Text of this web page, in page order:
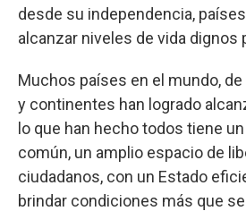
desde su independencia,
alcanzar niveles de vida dignos
Muchos países en el mundo,
y continentes han logrado
lo que han hecho todos tiene
común, un amplio espacio de
ciudadanos, con un Estado
brindar condiciones más que